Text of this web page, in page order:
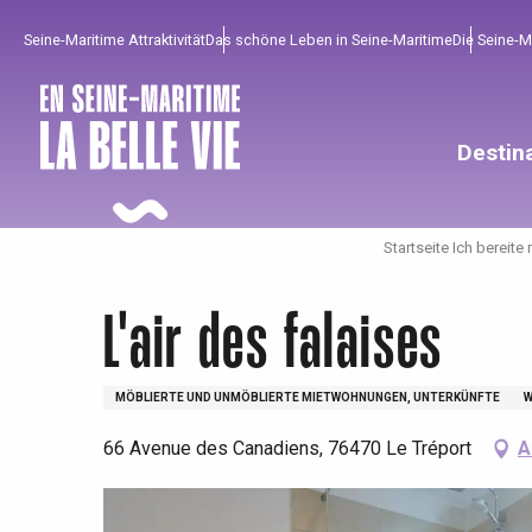
principal
Seine-Maritime AttraktivitätDas schöne Leben in Seine-MaritimeDie Seine-
Um zu profitieren
Die gesamte Agenda
Unumgänglich
Gut aus der Heimat !
Aufenthalte am Meer
Startseite Ich bereite
L'air des falaises
MÖBLIERTE UND UNMÖBLIERTE MIETWOHNUNGEN, UNTERKÜNFTE
66 Avenue des Canadiens, 76470 Le Tréport